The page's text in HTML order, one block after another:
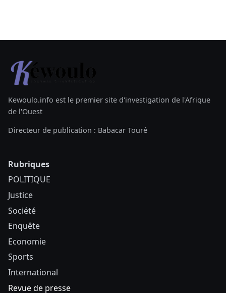
Kewoulo.info est le premier site d'investigation de l'Afrique
de l'Ouest
Directeur de publication : Babacar Touré
Rubriques
POLITIQUE
Justice
Société
Enquête
Economie
Sports
International
Revue de presse